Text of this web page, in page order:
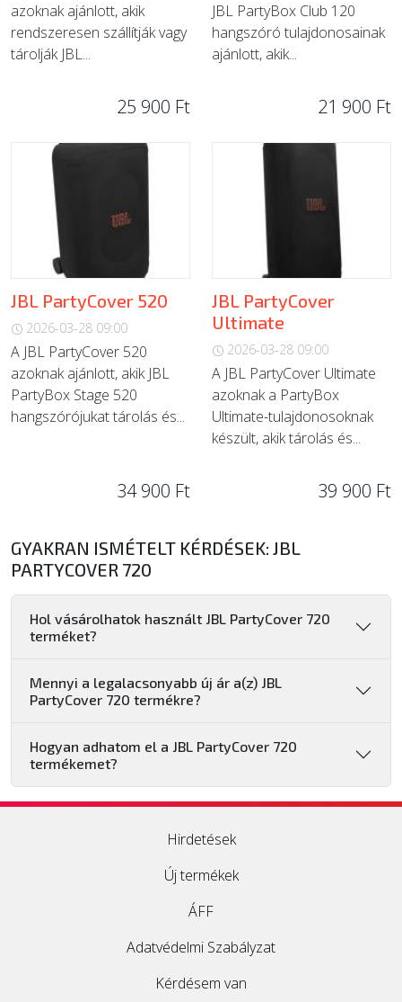
azoknak ajánlott, akik
rendszeresen szállítják vagy
tárolják JBL...
25 900 Ft
JBL PartyBox Club 120
hangszóró tulajdonosainak
ajánlott, akik...
21 900 Ft
JBL PartyCover 520
2026-03-28 09:00
A JBL PartyCover 520
azoknak ajánlott, akik JBL
PartyBox Stage 520
hangszórójukat tárolás és...
34 900 Ft
JBL PartyCover
Ultimate
2026-03-28 09:00
A JBL PartyCover Ultimate
azoknak a PartyBox
Ultimate-tulajdonosoknak
készült, akik tárolás és...
39 900 Ft
GYAKRAN ISMÉTELT KÉRDÉSEK: JBL
PARTYCOVER 720
Hol vásárolhatok használt JBL PartyCover 720
terméket?
Mennyi a legalacsonyabb új ár a(z) JBL
PartyCover 720 termékre?
Hogyan adhatom el a JBL PartyCover 720
termékemet?
Hirdetések
Új termékek
ÁFF
Adatvédelmi Szabályzat
Kérdésem van